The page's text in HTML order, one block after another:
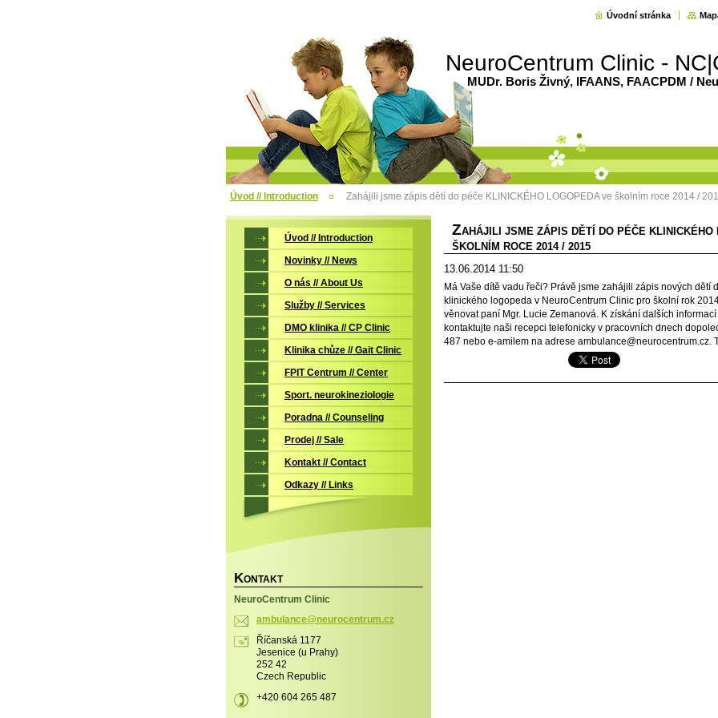
NeuroCentrum Clinic -
Úvodní stránka
MUDr. Boris Živný, IFAANS, FAACPDM /
Úvod // Introduction Zahájili jsme zápis dětí do péče KLINICKÉHO LOGOPEDA ve školním roce 2014 /
ZAHÁJILI JSME ZÁPIS DĚTÍ DO PÉČE KLINICKÉHO
ŠKOLNÍM ROCE 2014 / 2015
13.06.2014 11:50
Má Vaše dítě vadu řeči? Právě jsme zahájili zápis nových dětí
klinického logopeda v NeuroCentrum Clinic pro školní rok
věnovat paní Mgr. Lucie Zemanová. K získání dalších
kontaktujte naši recepci telefonicky v pracovních dnech
487 nebo e-amilem na adrese ambulance@neurocentrum.cz.
Úvod // Introduction
Novinky // News
O nás // About Us
Služby // Services
DMO klinika // CP Clinic
Klinika chůze // Gait Clinic
FPIT Centrum // Center
Sport. neurokineziologie
Poradna // Counseling
Prodej // Sale
Kontakt // Contact
Odkazy // Links
KONTAKT
NeuroCentrum Clinic
ambulance@neurocentrum.cz
Říčanská 1177
Jesenice (u Prahy)
252 42
Czech Republic
+420 604 265 487